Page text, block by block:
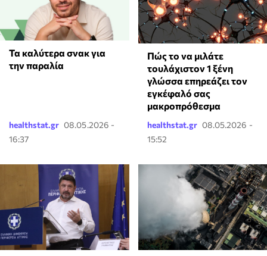
Τα καλύτερα σνακ για
την παραλία
healthstat.gr 08.05.2026 -
16:37
⁠Πώς το να μιλάτε
τουλάχιστον 1 ξένη
γλώσσα επηρεάζει τον
εγκέφαλό σας
μακροπρόθεσμα
healthstat.gr 08.05.2026 -
15:52